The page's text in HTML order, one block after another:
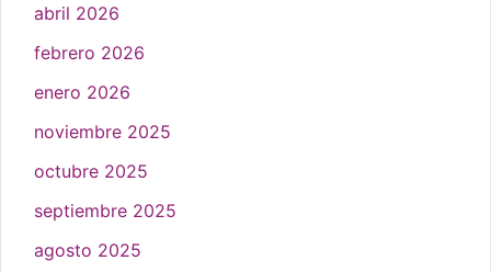
abril 2026
febrero 2026
enero 2026
noviembre 2025
octubre 2025
septiembre 2025
agosto 2025